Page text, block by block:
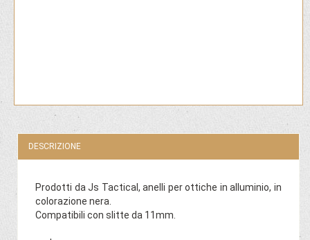
DESCRIZIONE
Prodotti da Js Tactical, anelli per ottiche in alluminio, in
colorazione nera.
Compatibili con slitte da 11mm.